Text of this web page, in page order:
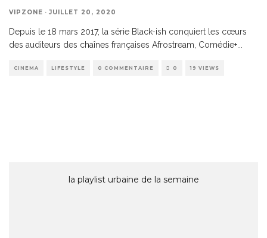
VIPZONE · JUILLET 20, 2020
Depuis le 18 mars 2017, la série Black-ish conquiert les cœurs
des auditeurs des chaînes françaises Afrostream, Comédie+
CINEMA LIFESTYLE 0 COMMENTAIRE 0 19 VIEWS
la playlist urbaine de la semaine